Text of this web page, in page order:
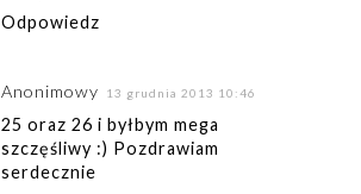
Odpowiedz
Anonimowy 13 grudnia 2013 10:46
25 oraz 26 i byłbym mega
szczęśliwy :) Pozdrawiam
serdecznie